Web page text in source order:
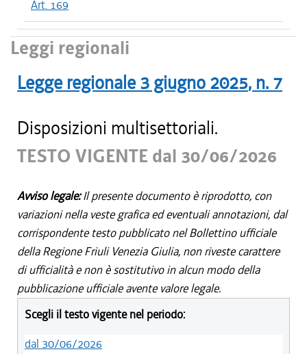
Art. 169
Leggi regionali
Legge regionale 3 giugno 2025, n. 7
Disposizioni multisettoriali.
TESTO VIGENTE dal 30/06/2026
Avviso legale:Il presente documento è riprodotto, con
variazioni nella veste grafica ed eventuali annotazioni, dal
corrispondente testo pubblicato nel Bollettino ufficiale
della Regione Friuli Venezia Giulia, non riveste carattere
di ufficialità e non è sostitutivo in alcun modo della
pubblicazione ufficiale avente valore legale.
Scegli il testo vigente nel periodo:
dal 30/06/2026